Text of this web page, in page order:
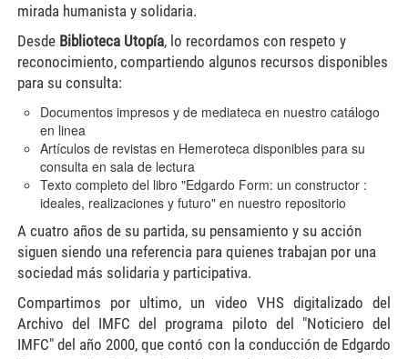
mirada humanista y solidaria.
Desde Biblioteca Utopía, lo recordamos con respeto y
reconocimiento, compartiendo algunos recursos disponibles
para su consulta:
Documentos impresos y de mediateca en nuestro catálogo
en linea
Artículos de revistas en Hemeroteca disponibles para su
consulta en sala de lectura
Texto completo del libro "Edgardo Form: un constructor :
ideales, realizaciones y futuro" en nuestro repositorio
A cuatro años de su partida, su pensamiento y su acción
siguen siendo una referencia para quienes trabajan por una
sociedad más solidaria y participativa.
Compartimos por ultimo, un video VHS digitalizado del
Archivo del IMFC del programa piloto del "Noticiero del
IMFC" del año 2000, que contó con la conducción de Edgardo